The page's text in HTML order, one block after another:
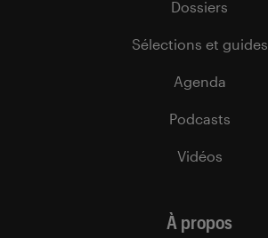
Dossiers
Sélections et guides
Agenda
Podcasts
Vidéos
À propos